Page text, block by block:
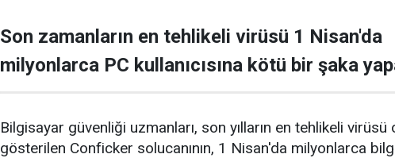
Son zamanların en tehlikeli virüsü 1 Nisan'da
milyonlarca PC kullanıcısına kötü bir şaka
Bilgisayar güvenliği uzmanları, son yılların en tehlikeli virüsü
gösterilen Conficker solucanının, 1 Nisan'da milyonlarca